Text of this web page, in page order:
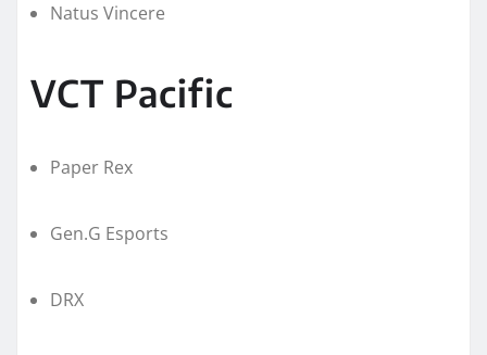
Natus Vincere
VCT Pacific
Paper Rex
Gen.G Esports
DRX